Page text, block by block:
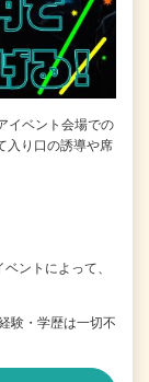
イベント会場での
入り口の誘導や席
ントによって、
験・学歴は一切不